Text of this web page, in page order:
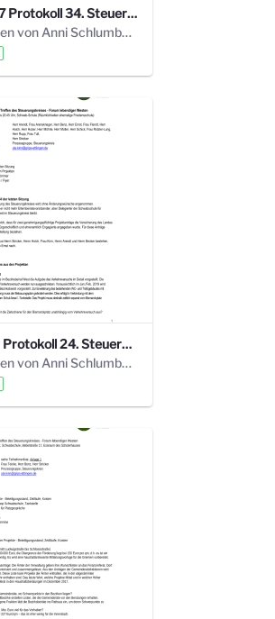
20221027 Protokoll 34. Steuerungskreis.pdf
vor 3 Jahren von Anni Schlumberger
20181112 Protokoll 24. Steuerungskreis.pdf
vor 5 Jahren von Anni Schlumberger